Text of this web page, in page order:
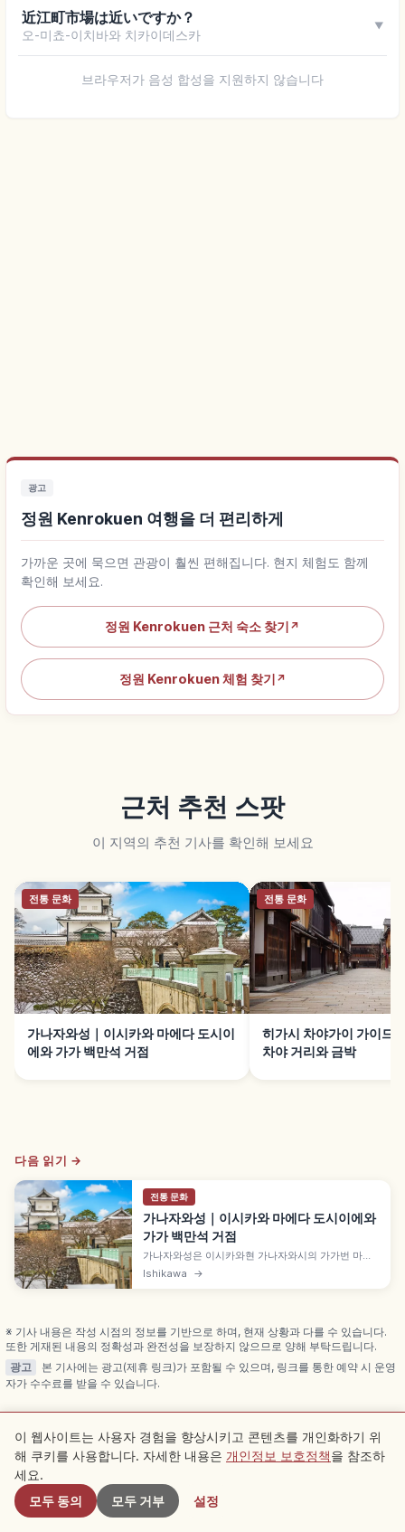
近江町市場は近いですか？
오-미쵸-이치바와 치카이데스카
▼
브라우저가 음성 합성을 지원하지 않습니다
광고
정원 Kenrokuen 여행을 더 편리하게
가까운 곳에 묵으면 관광이 훨씬 편해집니다. 현지 체험도 함께
확인해 보세요.
정원 Kenrokuen 근처 숙소 찾기 ↗
정원 Kenrokuen 체험 찾기 ↗
근처 추천 스팟
이 지역의 추천 기사를 확인해 보세요
전통 문화
가나자와성｜이시카와 마에다 도시이
에와 가가 백만석 거점
전통 문화
히가시 차야가이 가이드
차야 거리와 금박
다음 읽기 →
전통 문화
가나자와성｜이시카와 마에다 도시이에와
가가 백만석 거점
가나자와성은 이시카와현 가나자와시의 가가번 마에
다 가문 14대 거성으로, 마에다 도시이에가 1583년 시
Ishikawa →
※ 기사 내용은 작성 시점의 정보를 기반으로 하며, 현재 상황과 다를 수 있습니다.
또한 게재된 내용의 정확성과 완전성을 보장하지 않으므로 양해 부탁드립니다.
광고
본 기사에는 광고(제휴 링크)가 포함될 수 있으며, 링크를 통한 예약 시 운영
자가 수수료를 받을 수 있습니다.
관련 기사
같은 카테고리의 추천 기사를 확인해 보세요
근처 스팟
이 웹사이트는 사용자 경험을 향상시키고 콘텐츠를 개인화하기 위
해 쿠키를 사용합니다. 자세한 내용은 개인정보 보호정책을 참조하
세요.
모두 동의
모두 거부 설정